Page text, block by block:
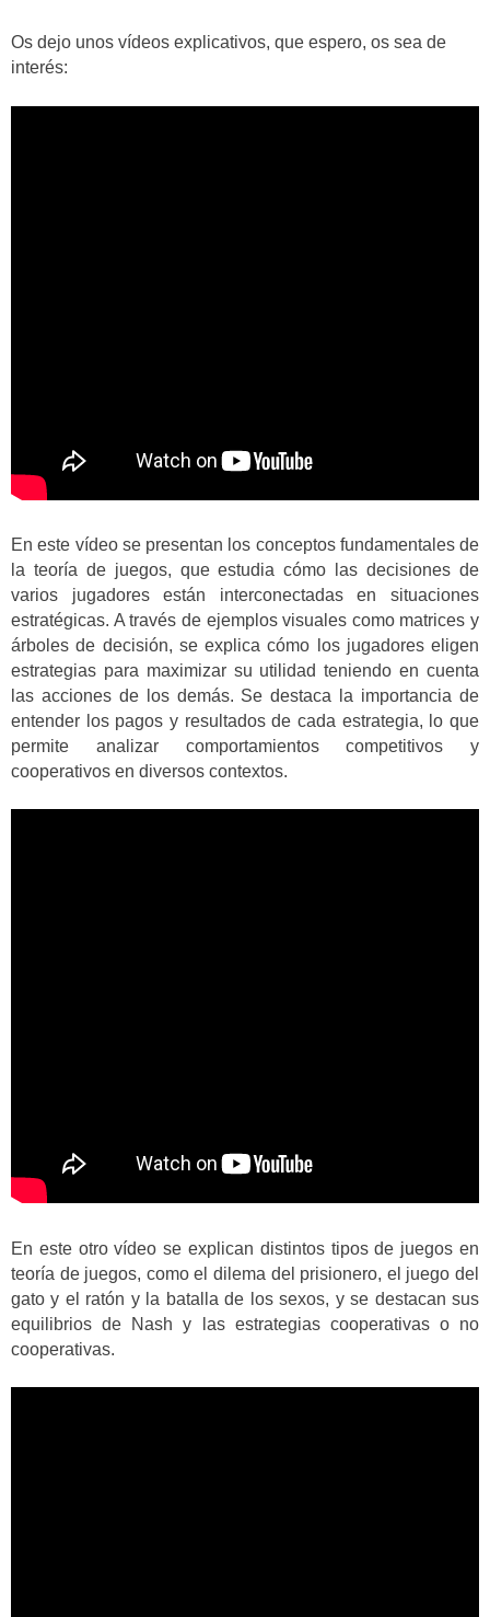
Os dejo unos vídeos explicativos, que espero, os sea de
interés:
En este vídeo se presentan los conceptos fundamentales de
la teoría de juegos, que estudia cómo las decisiones de
varios jugadores están interconectadas en situaciones
estratégicas. A través de ejemplos visuales como matrices y
árboles de decisión, se explica cómo los jugadores eligen
estrategias para maximizar su utilidad teniendo en cuenta
las acciones de los demás. Se destaca la importancia de
entender los pagos y resultados de cada estrategia, lo que
permite analizar comportamientos competitivos y
cooperativos en diversos contextos.
En este otro vídeo se explican distintos tipos de juegos en
teoría de juegos, como el dilema del prisionero, el juego del
gato y el ratón y la batalla de los sexos, y se destacan sus
equilibrios de Nash y las estrategias cooperativas o no
cooperativas.